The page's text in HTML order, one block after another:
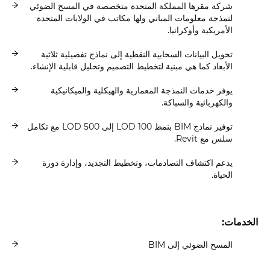
شركة مقرها المملكة المتحدة متخصصة في المسح الضوئي
لنمذجة معلومات المباني ولها مكاتب في الولايات المتحدة
الأمريكية وأوكرانيا.
تحويل البيانات السحابية النقطية إلى نماذج تفصيلية ثلاثية
الأبعاد كما هي مبنية لتخطيط التصميم وتحليل قابلية الإنشاء.
يوفر خدمات النمذجة المعمارية والهيكلية والميكانيكية
والكهربائية والسباكة.
توفير نماذج BIM بنمط LOD 100 إلى LOD 500 مع تكامل
سلس مع Revit.
يدعم اكتشاف التصادمات، وتخطيط التجديد، وإدارة دورة
الحياة.
الخدمات:
المسح الضوئي إلى BIM